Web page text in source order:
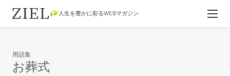
人生を豊かに彩るWEBマガジン
用語集
お葬式